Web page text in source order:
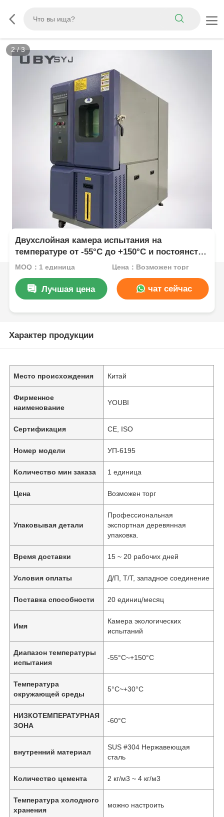
2/3
Двухслойная камера испытания на
температуре от -55°C до +150°C и постоянство
влажности ±2,5%R.H.
MOQ：1 единица Цена：Возможен торг
Лучшая цена чат сейчас
Характер продукции
Место происхождения Китай
Фирменное
наименование
YOUBI
Сертификация CE, ISO
Номер модели УП-6195
Количество мин заказа 1 единица
Цена Возможен торг
Упаковывая детали
Профессиональная
экспортная деревянная
упаковка.
Время доставки 15 ~ 20 рабочих дней
Условия оплаты Д/П, Т/Т, западное соединение
Поставка способности 20 единиц/месяц
Имя
Камера экологических
испытаний
Диапазон температуры
испытания
-55°C~+150°C
Температура
окружающей среды
5°С~+30°С
НИЗКОТЕМПЕРАТУРНАЯ
ЗОНА
-60°С
внутренний материал
SUS #304 Нержавеющая
сталь
Количество цемента 2 кг/м3 ~ 4 кг/м3
Температура холодного
хранения
можно настроить